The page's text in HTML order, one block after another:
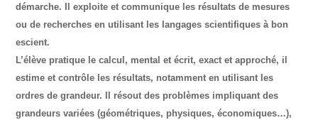
démarche. Il exploite et communique les résultats de mesures
ou de recherches en utilisant les langages scientifiques à bon
escient.
L’élève pratique le calcul, mental et écrit, exact et approché, il
estime et contrôle les résultats, notamment en utilisant les
ordres de grandeur. Il résout des problèmes impliquant des
grandeurs variées (géométriques, physiques, économiques…),